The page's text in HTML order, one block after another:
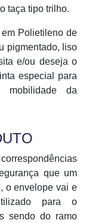
taça tipo trilho.
Polietileno de
pigmentado, liso
e/ou deseja o
especial para
da
que um
o envelope vai e
para o
sendo do ramo